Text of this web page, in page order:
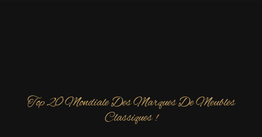
Top 20 Mondiale Des Marques De Meubles
Classiques !